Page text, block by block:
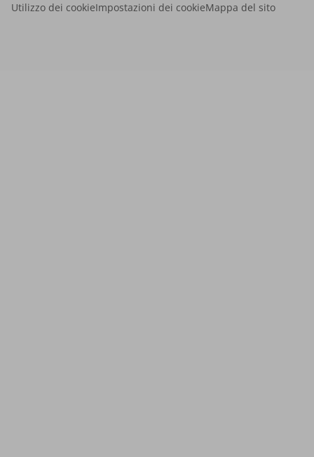
Utilizzo dei cookieImpostazioni dei cookieMappa del sito